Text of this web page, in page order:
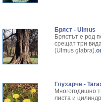
Бряст - Ulmus
Брястът е род
срещат три
(Ulmus glabra).
Глухарче -
Многогодишно
листа и